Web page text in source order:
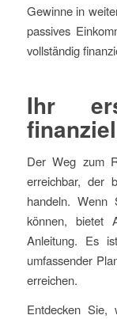
Gewinne in
passives
vollständig
Ihr
Der Weg zum
erreichbar, der
handeln.
können, bietet
Anleitung. Es
umfassender
erreichen.
Entdecken Sie,